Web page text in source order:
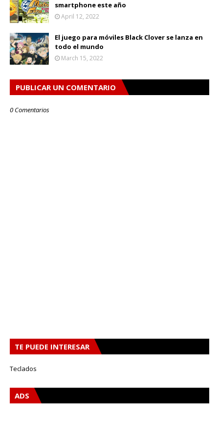
smartphone este año
April 12, 2022
El juego para móviles Black Clover se lanza en
todo el mundo
March 15, 2022
PUBLICAR UN COMENTARIO
0 Comentarios
TE PUEDE INTERESAR
Teclados
ADS